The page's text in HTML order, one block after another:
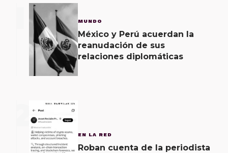
MUNDO
México y Perú acuerdan la
reanudación de sus
relaciones diplomáticas
2
EN LA RED
Roban cuenta de la periodista